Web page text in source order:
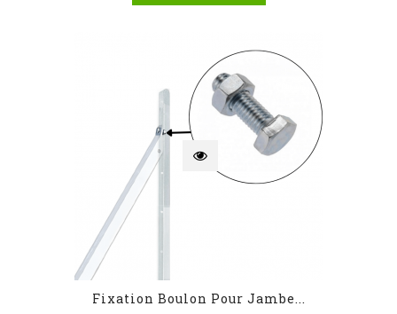
Fixation Boulon Pour Jambe...